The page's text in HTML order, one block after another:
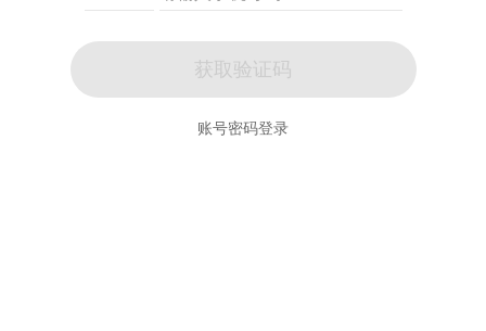
获取验证码
账号密码登录